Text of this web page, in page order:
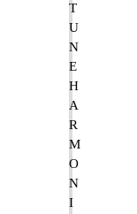
T
U
N
E
H
A
R
M
O
N
I